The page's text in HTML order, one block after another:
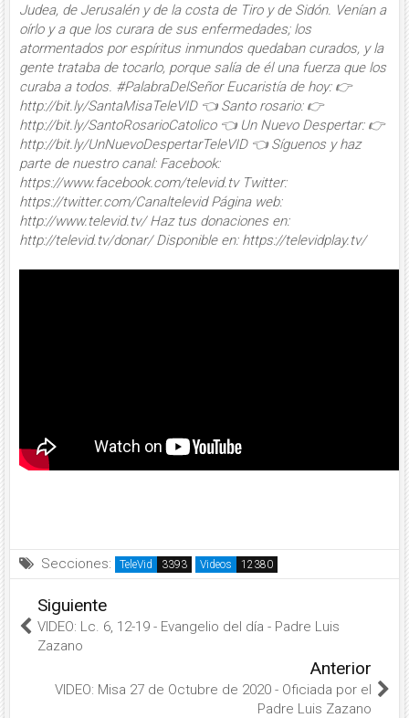
Judea, de Jerusalén y de la costa de Tiro y de Sidón. Venían a
oírlo y a que los curara de sus enfermedades; los
atormentados por espíritus inmundos quedaban curados, y la
gente trataba de tocarlo, porque salía de él una fuerza que los
curaba a todos. #PalabraDelSeñor Eucaristía de hoy: 👉
http://bit.ly/SantaMisaTeleVID 👈 Santo rosario: 👉
http://bit.ly/SantoRosarioCatolico 👈 Un Nuevo Despertar: 👉
http://bit.ly/UnNuevoDespertarTeleVID 👈 Síguenos y haz
parte de nuestro canal: Facebook:
https://www.facebook.com/televid.tv Twitter:
https://twitter.com/Canaltelevid Página web:
http://www.televid.tv/ Haz tus donaciones en:
http://televid.tv/donar/ Disponible en: https://televidplay.tv/
Secciones: TeleVid Videos
Siguiente
VIDEO: Lc. 6, 12-19 - Evangelio del día - Padre Luis
Zazano
Anterior
VIDEO: Misa 27 de Octubre de 2020 - Oficiada por el
Padre Luis Zazano